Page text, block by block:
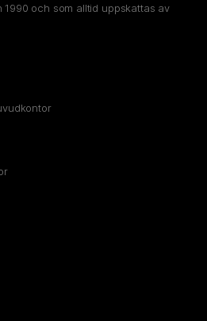
och som alltid uppskattas av